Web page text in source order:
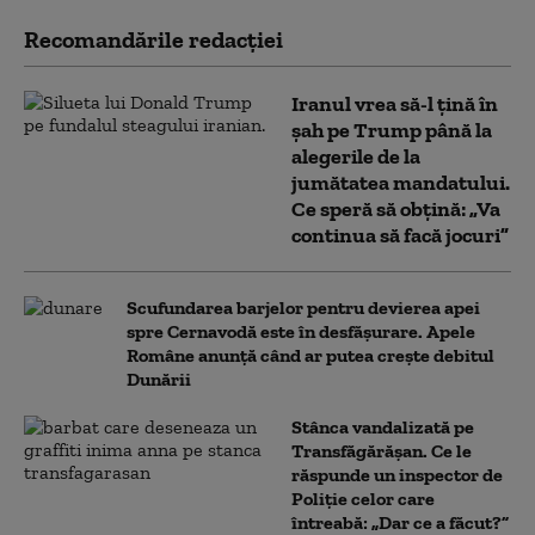
Recomandările redacţiei
Iranul vrea să-l țină în
șah pe Trump până la
alegerile de la
jumătatea mandatului.
Ce speră să obțină: „Va
continua să facă jocuri”
Scufundarea barjelor pentru devierea apei
spre Cernavodă este în desfășurare. Apele
Române anunță când ar putea crește debitul
Dunării
Stânca vandalizată pe
Transfăgărășan. Ce le
răspunde un inspector de
Poliție celor care
întreabă: „Dar ce a făcut?”